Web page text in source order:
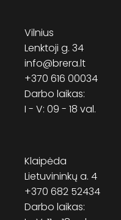
Vilnius
Lenktoji g. 34
info@brera.lt
+370 616 00034
Darbo laikas:
I - V: 09 - 18 val.
Klaipėda
Lietuvininkų a. 4
+370 682 52434
Darbo laikas: